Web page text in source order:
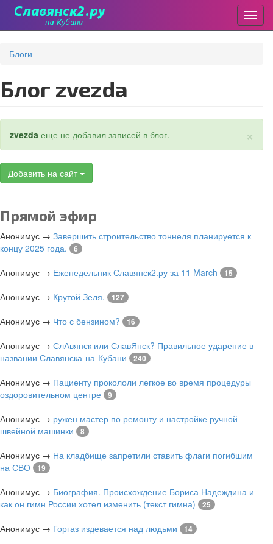
основному
Блоги
Блог zvezda
×
Статус
zvezda еще не добавил записей в блог.
Добавить на сайт
Прямой эфир
Анонимус → Завершить строительство тоннеля планируется к
концу 2025 года.
6
Анонимус → Еженедельник Славянск2.ру за 11 March 15
Анонимус → Крутой Зеля. 127
Анонимус → Что с бензином? 16
Анонимус → СлАвянск или СлавЯнск? Правильное ударение в
названии Славянска-на-Кубани
240
Анонимус → Пациенту прокололи легкое во время процедуры
оздоровительном центре
9
Анонимус → ружен мастер по ремонту и настройке ручной
швейной машинки
8
Анонимус → На кладбище запретили ставить флаги погибшим
на СВО
19
Анонимус → Биография. Происхождение Бориса Надеждина и
как он гимн России хотел изменить (текст гимна)
25
Анонимус → Горгаз издевается над людьми 14